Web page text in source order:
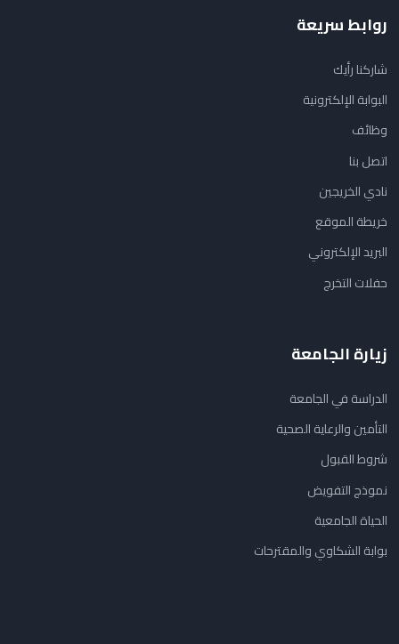
روابط سريعة
شاركنا رأيك
البوابة الإلكترونية
وظائف
اتصل بنا
نادي الخريجين
خريطة الموقع
البريد الإلكتروني
حفلات التخرج
زيارة الجامعة
الدراسة في الجامعة
التأمين والرعاية الصحية
شروط القبول
نموذج التفويض
الحياة الجامعية
بوابة الشكاوي والمقترحات